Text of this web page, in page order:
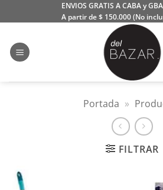
al
ENVIOS GRATIS A CABA y GBA
A partir de $ 150.000 (No
Portada »
FILTRAR